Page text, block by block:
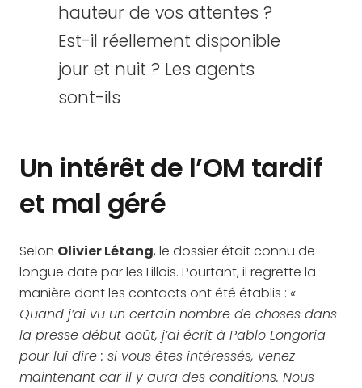
hauteur de vos attentes ?
Est-il réellement disponible
jour et nuit ? Les agents
sont-ils
Un intérêt de l’OM tardif
et mal géré
Selon Olivier Létang, le dossier était connu de
longue date par les Lillois. Pourtant, il regrette la
manière dont les contacts ont été établis : «
Quand j’ai vu un certain nombre de choses dans
la presse début août, j’ai écrit à Pablo Longoria
pour lui dire : si vous êtes intéressés, venez
maintenant car il y aura des conditions. Nous